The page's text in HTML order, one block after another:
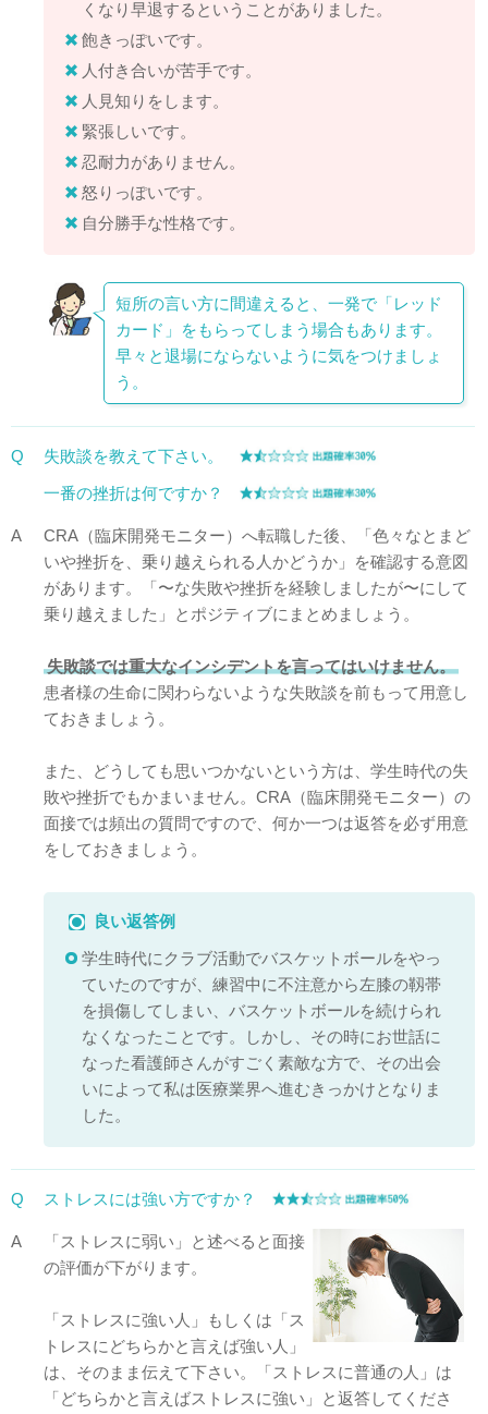
くなり早退するということがありました。
飽きっぽいです。
人付き合いが苦手です。
人見知りをします。
緊張しいです。
忍耐力がありません。
怒りっぽいです。
自分勝手な性格です。
短所の言い方に間違えると、一発で「レッド
カード」をもらってしまう場合もあります。
早々と退場にならないように気をつけましょ
う。
Q
失敗談を教えて下さい。
一番の挫折は何ですか？
A
CRA（臨床開発モニター）へ転職した後、「色々なとまど
いや挫折を、乗り越えられる人かどうか」を確認する意図
があります。「〜な失敗や挫折を経験しましたが〜にして
乗り越えました」とポジティブにまとめましょう。
失敗談では重大なインシデントを言ってはいけません。
患者様の生命に関わらないような失敗談を前もって用意し
ておきましょう。
また、どうしても思いつかないという方は、学生時代の失
敗や挫折でもかまいません。CRA（臨床開発モニター）の
面接では頻出の質問ですので、何か一つは返答を必ず用意
をしておきましょう。
良い返答例
学生時代にクラブ活動でバスケットボールをやっ
ていたのですが、練習中に不注意から左膝の靱帯
を損傷してしまい、バスケットボールを続けられ
なくなったことです。しかし、その時にお世話に
なった看護師さんがすごく素敵な方で、その出会
いによって私は医療業界へ進むきっかけとなりま
した。
Q ストレスには強い方ですか？
A
「ストレスに弱い」と述べると面接
の評価が下がります。
「ストレスに強い人」もしくは「ス
トレスにどちらかと言えば強い人」
は、そのまま伝えて下さい。「ストレスに普通の人」は
「どちらかと言えばストレスに強い」と返答してくださ